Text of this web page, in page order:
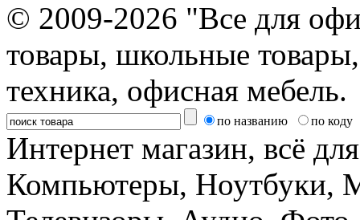
© 2009-2026 "Все для
товары, школьные
техника, офисная мебель.
по названию по коду
Интернет магазин, всё
Компьютеры, Ноутбуки,